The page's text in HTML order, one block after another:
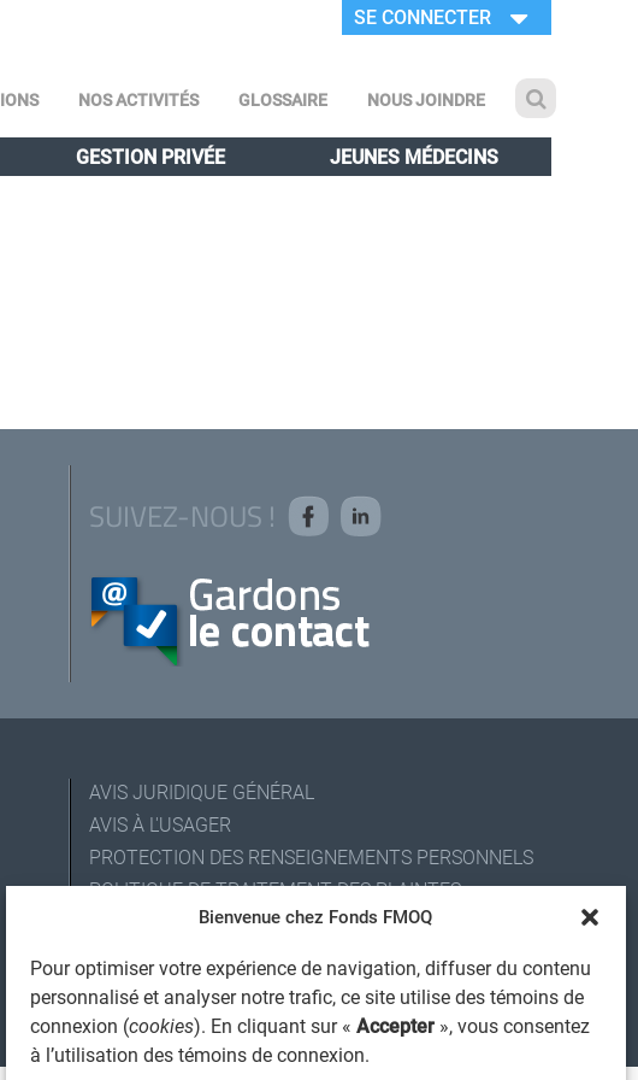
Bienvenue chez Fonds FMOQ
Pour optimiser votre expérience de navigation, diffuser du contenu
personnalisé et analyser notre trafic, ce site utilise des témoins de
connexion (cookies). En cliquant sur « Accepter », vous consentez
à l’utilisation des témoins de connexion.
SE CONNECTER
NOS ACTIVITÉS GLOSSAIRE NOUS JOINDRE
GESTION PRIVÉE JEUNES MÉDECINS
SUIVEZ-NOUS !
AVIS JURIDIQUE GÉNÉRAL
AVIS À L'USAGER
PROTECTION DES RENSEIGNEMENTS PERSONNELS
POLITIQUE DE TRAITEMENT DES PLAINTES
REGISTRE DES CONFLITS D'INTÉRÊTS
ALERTE INTERNET
© 2026 Société de services financiers Fonds FMOQ inc.
Tous droits réservés.